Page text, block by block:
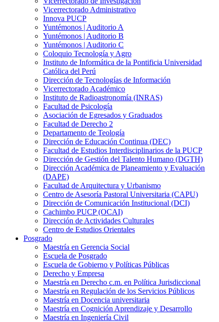
Vicerrectorado Administrativo
Innova PUCP
Yuntémonos | Auditorio A
Yuntémonos | Auditorio B
Yuntémonos | Auditorio C
Coloquio Tecnología y Agro
Instituto de Informática de la Pontificia Universidad
Católica del Perú
Dirección de Tecnologías de Información
Vicerrectorado Académico
Instituto de Radioastronomía (INRAS)
Facultad de Psicología
Asociación de Egresados y Graduados
Facultad de Derecho 2
Departamento de Teología
Dirección de Educación Continua (DEC)
Facultad de Estudios Interdisciplinarios de la PUCP
Dirección de Gestión del Talento Humano (DGTH)
Dirección Académica de Planeamiento y Evaluación
(DAPE)
Facultad de Arquitectura y Urbanismo
Centro de Asesoría Pastoral Universitaria (CAPU)
Dirección de Comunicación Institucional (DCI)
Cachimbo PUCP (OCAI)
Dirección de Actividades Culturales
Centro de Estudios Orientales
Posgrado
Maestría en Gerencia Social
Escuela de Posgrado
Escuela de Gobierno y Políticas Públicas
Derecho y Empresa
Maestría en Derecho c.m. en Política Jurisdiccional
Maestría en Regulación de los Servicios Públicos
Maestría en Docencia universitaria
Maestría en Cognición Aprendizaje y Desarrollo
Maestría en Ingeniería Civil